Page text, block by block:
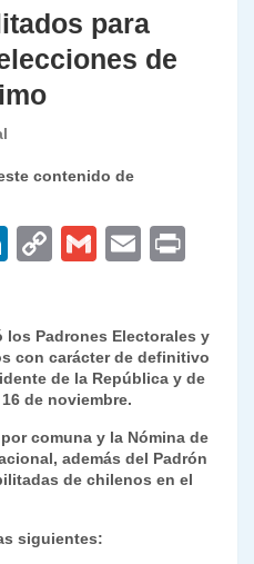
para
de
contenido de
Li
e
dI
C
y
Li
k
G
l
E
l
Padrones Electorales y
con carácter de definitivo
de la República y de
de noviembre.
comuna y la Nómina de
además del Padrón
de chilenos en el
siguientes: